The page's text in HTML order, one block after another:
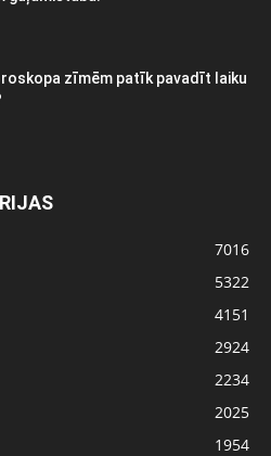
zīmēm patīk pavadīt laiku
7016
5322
4151
2924
2234
2025
1954